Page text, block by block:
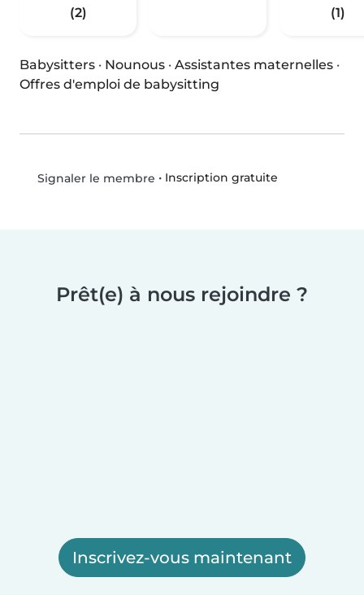
(2) (1)
Babysitters · Nounous · Assistantes maternelles ·
Offres d'emploi de babysitting
Signaler le membre • Inscription gratuite
Prêt(e) à nous rejoindre ?
Inscrivez-vous maintenant